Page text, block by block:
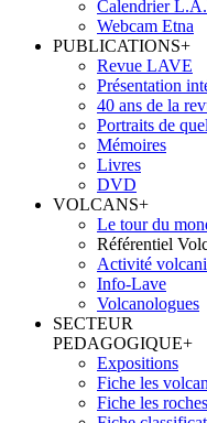
Calendrier
Webcam Etna
PUBLICATIONS+
Revue LAVE
Présentation
40 ans de la
Portraits de
Mémoires
Livres
DVD
VOLCANS+
Le tour du
Référentiel
Activité
Info-Lave
Volcanologues
SECTEUR
PEDAGOGIQUE+
Expositions
Fiche les
Fiche les